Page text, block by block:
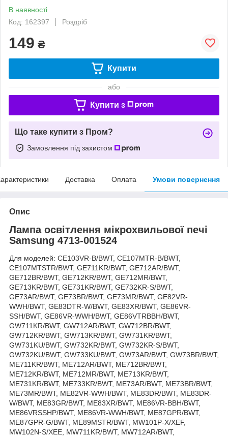
В наявності
Код: 162397
Роздріб
149 ₴
Купити
або
Купити з
Що таке купити з Пром?
Замовлення під захистом
Доставка Оплата Умови повернення
Опис
Лампа освітлення мікрохвильової печі
Samsung 4713-001524
Для моделей: CE103VR-B/BWT, CE107MTR-B/BWT,
CE107MTSTR/BWT, GE711KR/BWT, GE712AR/BWT,
GE712BR/BWT, GE712KR/BWT, GE712MR/BWT,
GE713KR/BWT, GE731KR/BWT, GE732KR-S/BWT,
GE73AR/BWT, GE73BR/BWT, GE73MR/BWT, GE82VR-
WWH/BWT, GE83DTR-W/BWT, GE83XR/BWT, GE86VR-
SSH/BWT, GE86VR-WWH/BWT, GE86VTRBBH/BWT,
GW711KR/BWT, GW712AR/BWT, GW712BR/BWT,
GW712KR/BWT, GW713KR/BWT, GW731KR/BWT,
GW731KU/BWT, GW732KR/BWT, GW732KR-S/BWT,
GW732KU/BWT, GW733KU/BWT, GW73AR/BWT, GW73BR/BWT,
ME711KR/BWT, ME712AR/BWT, ME712BR/BWT,
ME712KR/BWT, ME712MR/BWT, ME713KR/BWT,
ME731KR/BWT, ME733KR/BWT, ME73AR/BWT, ME73BR/BWT,
ME73MR/BWT, ME82VR-WWH/BWT, ME83DR/BWT, ME83DR-
W/BWT, ME83GR/BWT, ME83XR/BWT, ME86VR-BBH/BWT,
ME86VRSSHP/BWT, ME86VR-WWH/BWT, ME87GPR/BWT,
ME87GPR-G/BWT, ME89MSTR/BWT, MW101P-X/XEF,
MW102N-S/XEE, MW711KR/BWT, MW712AR/BWT,